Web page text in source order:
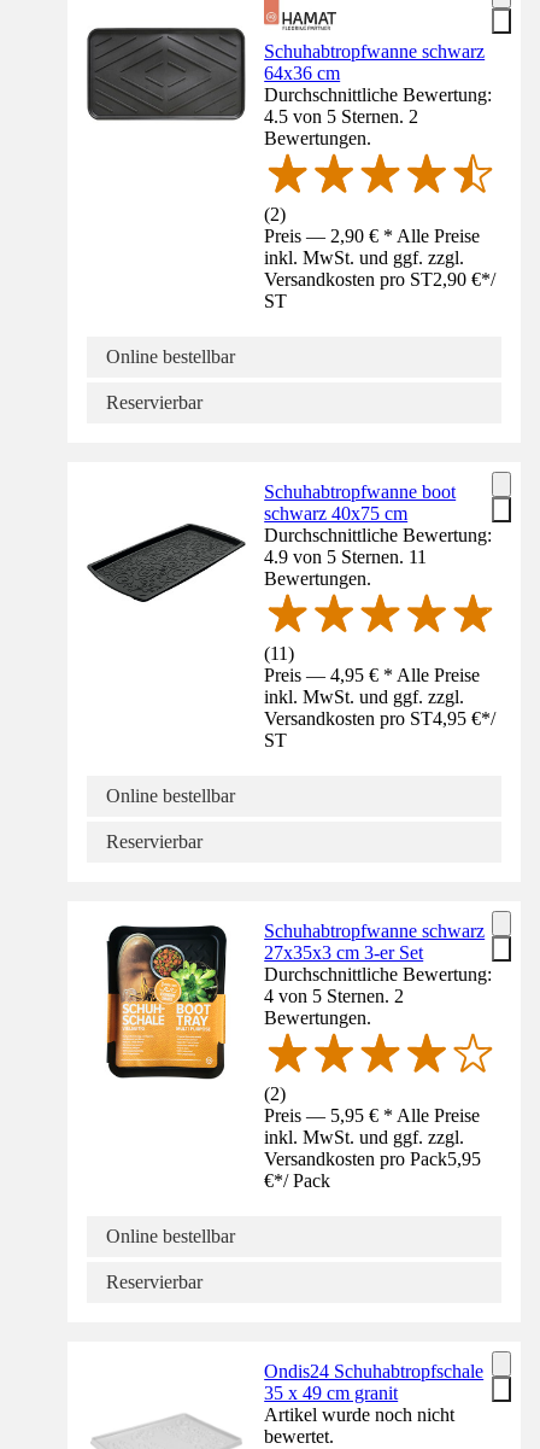
Schuhabtropfwanne schwarz
64x36 cm
Durchschnittliche Bewertung:
4.5 von 5 Sternen. 2
Bewertungen.
(2)
Preis — 2,90 € * Alle Preise
inkl. MwSt. und ggf. zzgl.
Versandkosten pro ST2,90 €*/
ST
Online bestellbar
Reservierbar
Schuhabtropfwanne boot
schwarz 40x75 cm
Durchschnittliche Bewertung:
4.9 von 5 Sternen. 11
Bewertungen.
(11)
Preis — 4,95 € * Alle Preise
inkl. MwSt. und ggf. zzgl.
Versandkosten pro ST4,95 €*/
ST
Online bestellbar
Reservierbar
Schuhabtropfwanne schwarz
27x35x3 cm 3-er Set
Durchschnittliche Bewertung:
4 von 5 Sternen. 2
Bewertungen.
(2)
Preis — 5,95 € * Alle Preise
inkl. MwSt. und ggf. zzgl.
Versandkosten pro Pack5,95
€*/ Pack
Online bestellbar
Reservierbar
Ondis24 Schuhabtropfschale
35 x 49 cm granit
Artikel wurde noch nicht
bewertet.